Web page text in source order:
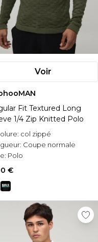
Voir
Fit Textured Long
1/4 Zip Knitted Polo
col zippé
Coupe normale
Polo
€